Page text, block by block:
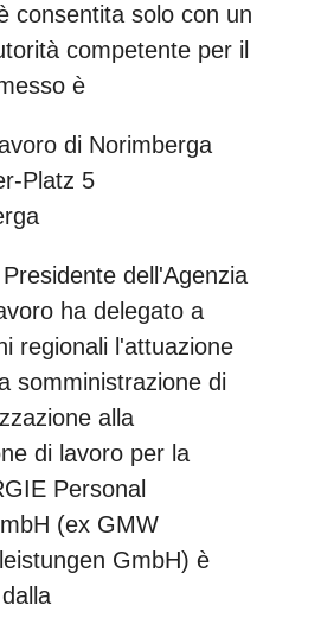
consentita solo con un
competente per il
è
di Norimberga
Platz 5
dell'Agenzia
ha delegato a
regionali l'attuazione
somministrazione di
alla
di lavoro per la
Personal
(ex GMW
GmbH) è